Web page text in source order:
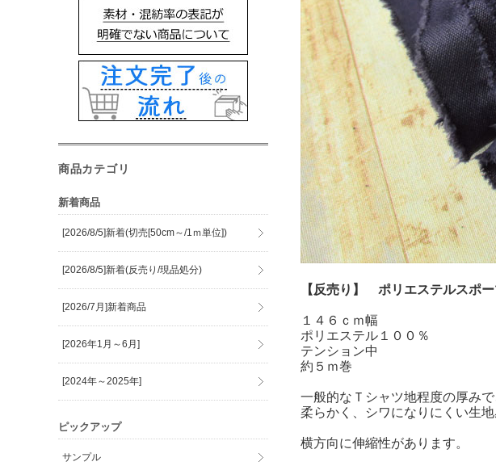
【反売り】 ポリエステルスポ
１４６ｃｍ幅
ポリエステル１００％
テンション中
約５ｍ巻
一般的なＴシャツ地程度の厚み
柔らかく、シワになりにくい生
横方向に伸縮性があります。
商品カテゴリ
新着商品
[2026/8/5]新着(切売[50cm～/1ｍ単位])
[2026/8/5]新着(反売り/現品処分)
[2026/7月]新着商品
[2026年1月～6月]
[2024年～2025年]
ピックアップ
サンプル